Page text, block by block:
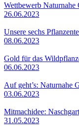
Wettbewerb Naturnahe
26.06.2023
Unsere sechs
08.06.2023
Gold für das
06.06.2023
Auf geht’s: Naturnahe
03.06.2023
Mitmachidee:
31.05.2023